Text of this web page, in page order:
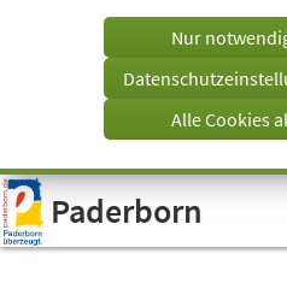
Visuelle
Assistenzsoftware
öffnen.
einem
Tab)
Nur
Alle Cookies
Paderborn